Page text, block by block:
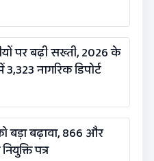
पर बढ़ी सख्ती, 2026 के
नागरिक डिपोर्ट
बड़ा बढ़ावा, 866 और
पत्र